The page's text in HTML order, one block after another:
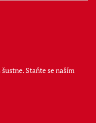
Staňte se naším